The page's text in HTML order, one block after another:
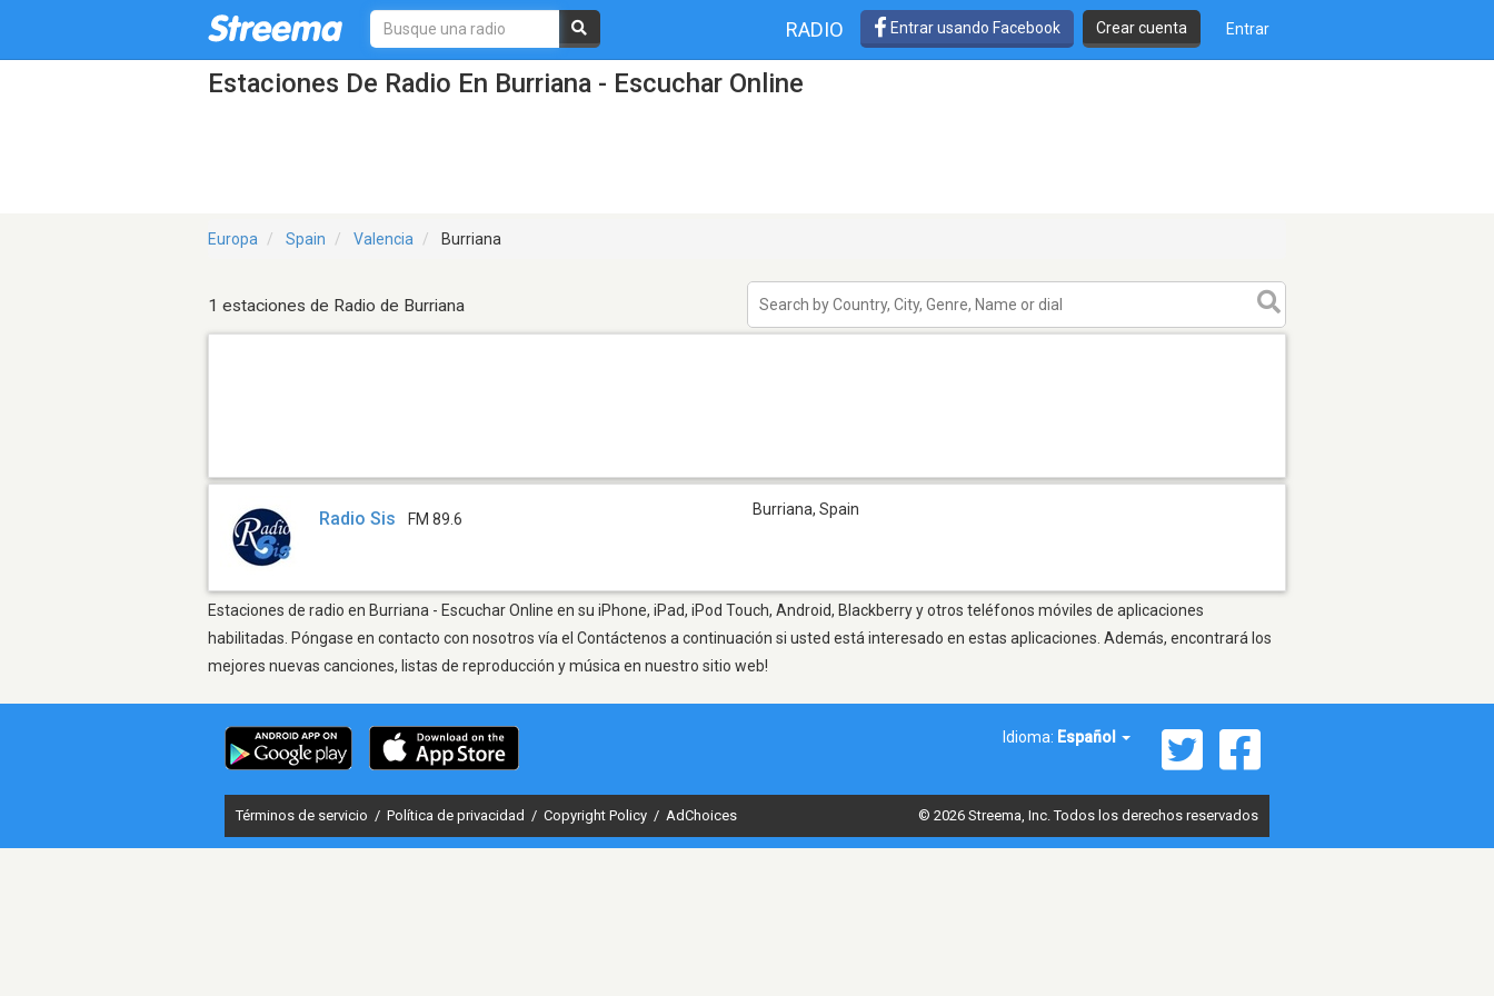
RADIO Entrar usando Facebook Crear cuenta Entrar
Estaciones De Radio En Burriana - Escuchar Online
Europa Spain Valencia Burriana
1 estaciones de Radio de Burriana
Radio Sis FM 89.6
Burriana, Spain
Estaciones de radio en Burriana - Escuchar Online en su iPhone, iPad, iPod Touch, Android, Blackberry y otros teléfonos móviles de aplicaciones
habilitadas. Póngase en contacto con nosotros vía el Contáctenos a continuación si usted está interesado en estas aplicaciones. Además, encontrará los
mejores nuevas canciones, listas de reproducción y música en nuestro sitio web!
Idioma: Español
Términos de servicio / Política de privacidad / Copyright Policy / AdChoices © 2026 Streema, Inc. Todos los derechos reservados